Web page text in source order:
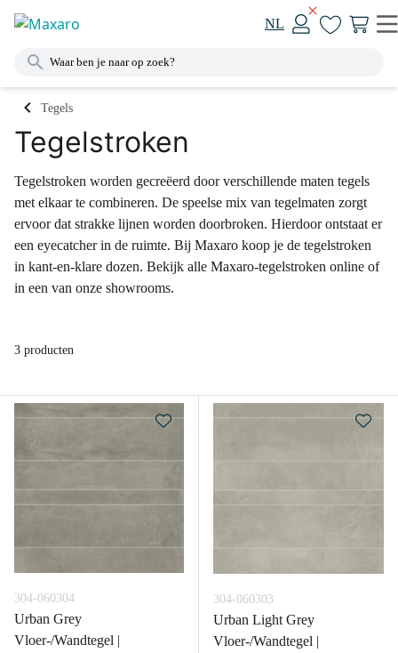
NL
Tegels
Tegelstroken
Tegelstroken worden gecreëerd door verschillende maten tegels
met elkaar te combineren. De speelse mix van tegelmaten zorgt
ervoor dat strakke lijnen worden doorbroken. Hierdoor ontstaat er
een eyecatcher in de ruimte. Bij Maxaro koop je de tegelstroken
in kant-en-klare dozen. Bekijk alle Maxaro-tegelstroken online of
in een van onze showrooms.
3 producten
304-060304
Urban Grey
Vloer-/Wandtegel |
304-060303
Urban Light Grey
Vloer-/Wandtegel |